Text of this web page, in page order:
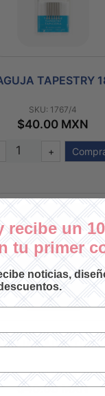
TAPESTRY
SKU: 1767/4
$40.00 MXN
+
TAPESTRY
SKU: 1767/9
$40.00 MXN
recibe un
tu primer
noticias,